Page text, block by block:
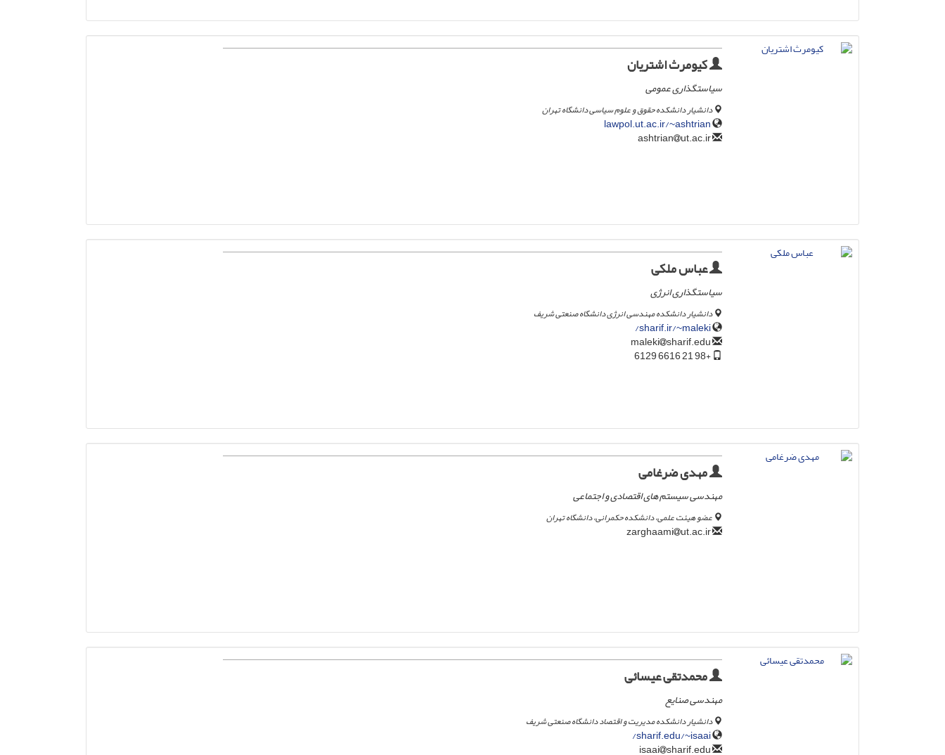
کیومرث اشتریان
سیاستگذاری عمومی
دانشیار دانشکده حقوق و علوم سیاسی دانشگاه تهران
lawpol.ut.ac.ir/~ashtrian
ut.ac.ir
عباس ملکی
سیاستگذاری انرژی
دانشیار دانشکده مهندسی انرژی دانشگاه صنعتی شریف
sharif.ir/~maleki/
sharif.edu
+98 21 6616 6129
مهدی ضرغامی
مهندسی سیستم های اقتصادی و اجتماعی
عضو هیئت علمی، دانشکده حکمرانی، دانشگاه تهران
ut.ac.ir
محمدتقی عیسائی
مهندسی صنایع
دانشیار دانشکده مدیریت و اقتصاد دانشگاه صنعتی شریف
sharif.edu/~isaai/
sharif.edu